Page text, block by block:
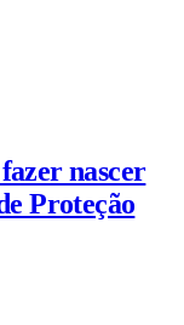
nascer
Proteção